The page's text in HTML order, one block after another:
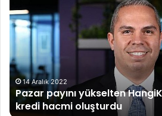
yükselten
HangiKredi
8,4
milyar
lira
kredi
hacmi
oluşturdu
14 Aralık 2022
Pazar payını yükselten
kredi hacmi oluşturdu